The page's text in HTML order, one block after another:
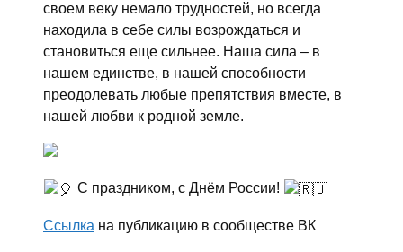
своем веку немало трудностей, но всегда
находила в себе силы возрождаться и
становиться еще сильнее. Наша сила – в
нашем единстве, в нашей способности
преодолевать любые препятствия вместе, в
нашей любви к родной земле.
С праздником, с Днём России!
Ссылка на публикацию в сообществе ВК